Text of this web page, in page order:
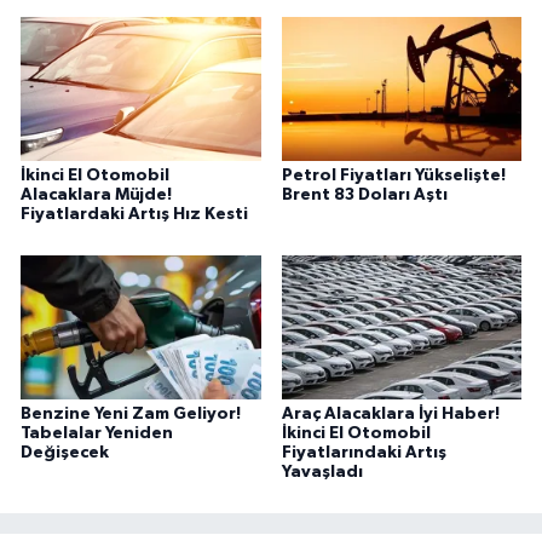
İkinci El Otomobil
Alacaklara Müjde!
Fiyatlardaki Artış Hız Kesti
Petrol Fiyatları Yükselişte!
Brent 83 Doları Aştı
Benzine Yeni Zam Geliyor!
Tabelalar Yeniden
Değişecek
Araç Alacaklara İyi Haber!
İkinci El Otomobil
Fiyatlarındaki Artış
Yavaşladı